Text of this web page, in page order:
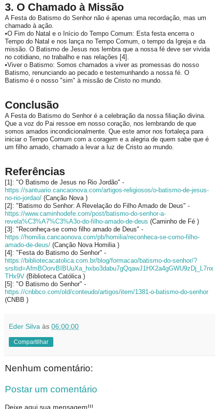
3. O Chamado à Missão
A Festa do Batismo do Senhor não é apenas uma recordação, mas um
chamado à ação.
•O Fim do Natal e o Início do Tempo Comum: Esta festa encerra o
Tempo do Natal e nos lança no Tempo Comum, o tempo da Igreja e da
missão. O Batismo de Jesus nos lembra que a nossa fé deve ser vivida
no cotidiano, no trabalho e nas relações [4].
•Viver o Batismo: Somos chamados a viver as promessas do nosso
Batismo, renunciando ao pecado e testemunhando a nossa fé. O
Batismo é o nosso "sim" à missão de Cristo no mundo.
Conclusão
A Festa do Batismo do Senhor é a celebração da nossa filiação divina.
Que a voz do Pai ressoe em nosso coração, nos lembrando de que
somos amados incondicionalmente. Que este amor nos fortaleça para
iniciar o Tempo Comum com a coragem e a alegria de quem sabe que é
um filho amado, chamado a levar a luz de Cristo ao mundo.
Referências
[1]: "O Batismo de Jesus no Rio Jordão" -
https://santuario.cancaonova.com/artigos-religiosos/o-batismo-de-jesus-
no-rio-jordao/ (Canção Nova )
[2]: "Batismo do Senhor: A Revelação do Filho Amado de Deus" -
https://www.caminhodefe.com/post/batismo-do-senhor-a-
revela%C3%A7%C3%A3o-do-filho-amado-de-deus (Caminho de Fé )
[3]: "Reconheça-se como filho amado de Deus" -
https://homilia.cancaonova.com/pb/homilia/reconheca-se-como-filho-
amado-de-deus/ (Canção Nova Homilia )
[4]: "Festa do Batismo do Senhor" -
https://bibliotecacatolica.com.br/blog/formacao/batismo-do-senhor/?
srsltid=AfmBOorvBIBUuXa_hxbo3dabu7gQqawJ1HX2a4gGWU9zDj_L7nx
THx9V (Biblioteca Católica )
[5]: "O Batismo do Senhor" -
https://cnbbco.com/old/conteudo/artigos/item/1381-o-batismo-do-senhor
(CNBB )
Eder Silva às 06:00:00
Compartilhar
Nenhum comentário:
Postar um comentário
Deixe aqui sua mensagem!!!